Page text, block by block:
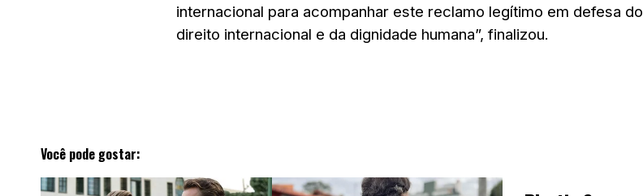
internacional para acompanhar este reclamo legítimo em defesa do
direito internacional e da dignidade humana”, finalizou.